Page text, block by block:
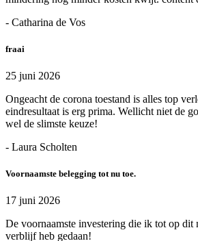
- Catharina de Vos
fraai
25 juni 2026
Ongeacht de corona toestand is alles top
eindresultaat is erg prima. Wellicht niet de
wel de slimste keuze!
- Laura Scholten
Voornaamste belegging tot nu toe.
17 juni 2026
De voornaamste investering die ik tot op dit
verblijf heb gedaan!